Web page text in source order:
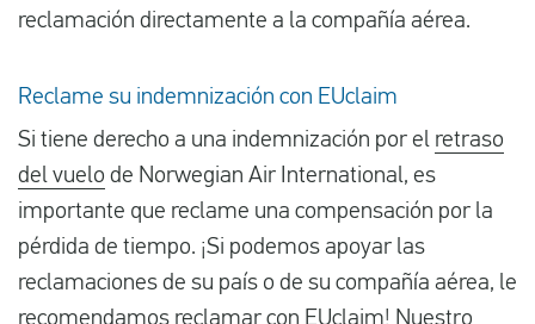
reclamación directamente a la compañía aérea.
Reclame su indemnización con EUclaim
Si tiene derecho a una indemnización por el retraso
del vuelo de Norwegian Air International, es
importante que reclame una compensación por la
pérdida de tiempo. ¡Si podemos apoyar las
reclamaciones de su país o de su compañía aérea, le